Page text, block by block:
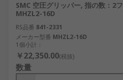
SMC 空圧グリッパー, 指の数：2
MHZL2-16D
RS品番 841-2331
メーカー型番 MHZL2-16D
1個小計：
￥22,350.00(税抜)
数量